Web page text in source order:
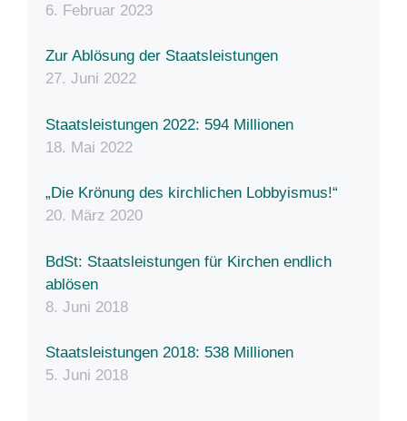
6. Februar 2023
Zur Ablösung der Staatsleistungen
27. Juni 2022
Staatsleistungen 2022: 594 Millionen
18. Mai 2022
„Die Krönung des kirchlichen Lobbyismus!“
20. März 2020
BdSt: Staatsleistungen für Kirchen endlich
ablösen
8. Juni 2018
Staatsleistungen 2018: 538 Millionen
5. Juni 2018